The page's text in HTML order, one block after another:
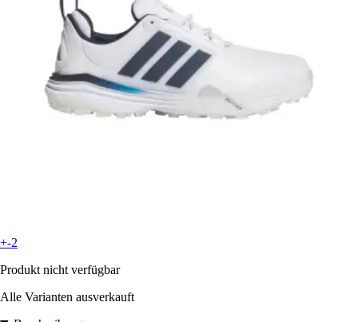
+-2
Produkt nicht verfügbar
Alle Varianten ausverkauft